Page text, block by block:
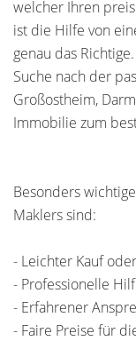
welcher Ihren
ist die Hilfe von
genau das
Suche nach der
Großostheim,
Immobilie zum
Besonders
Maklers sind:
- Leichter Kauf
- Professionelle
- Erfahrener
- Faire Preise für